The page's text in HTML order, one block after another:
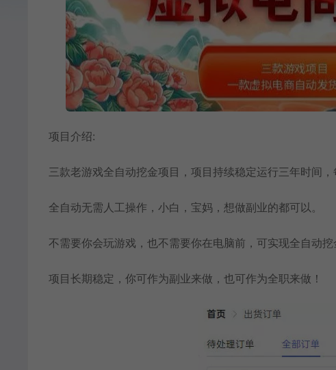
项目介绍:
三款老游戏全自动挖金项目，项目持续稳定运行三年时间
全自动无需人工操作，小白，宝妈，想做副业的都可以。
不需要你会玩游戏，也不需要你在电脑前，可实现全自动挖
项目长期稳定，你可作为副业来做，也可作为全职来做！